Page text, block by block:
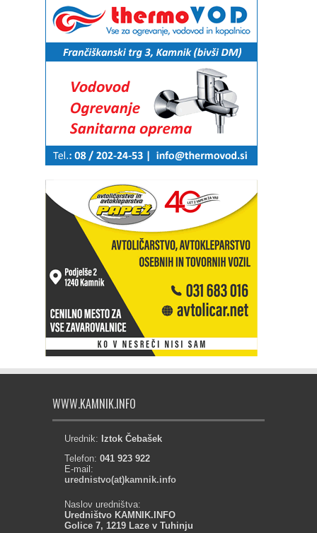
WWW.KAMNIK.INFO
Urednik: Iztok Čebašek
Telefon: 041 923 922
E-mail:
urednistvo(at)kamnik.info
Naslov uredništva:
Uredništvo KAMNIK.INFO
Golice 7, 1219 Laze v Tuhinju